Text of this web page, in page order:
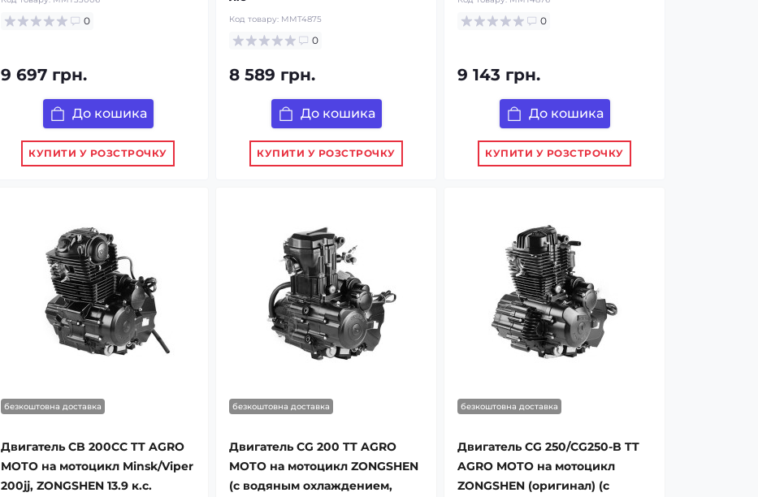
0
9 697 грн.
До кошика
КУПИТИ У РОЗСТРОЧКУ
Код товару: MMT4875
0
8 589 грн.
До кошика
КУПИТИ У РОЗСТРОЧКУ
0
9 143 грн.
До кошика
КУПИТИ У РОЗСТРОЧКУ
безкоштовна доставка
Двигатель CB 200СС TT AGRO
MOTO на мотоцикл Minsk/Viper
200jj, ZONGSHEN 13.9 к.с.
безкоштовна доставка
Двигатель CG 200 TT AGRO
MOTO на мотоцикл ZONGSHEN
(с водяным охлаждением,
безкоштовна доставка
Двигатель CG 250/CG250-B TT
AGRO MOTO на мотоцикл
ZONGSHEN (оригинал) (с